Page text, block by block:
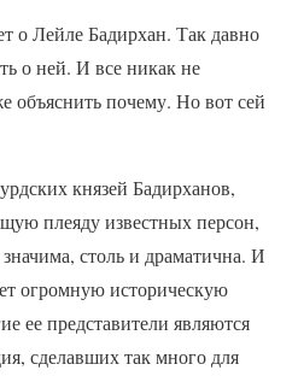
о Лейле Бадирхан. Так давно
о ней. И все никак не
объяснить почему. Но вот сей
князей Бадирханов,
плеяду известных персон,
столь и драматична. И
огромную историческую
ее представители являются
сделавших так много для